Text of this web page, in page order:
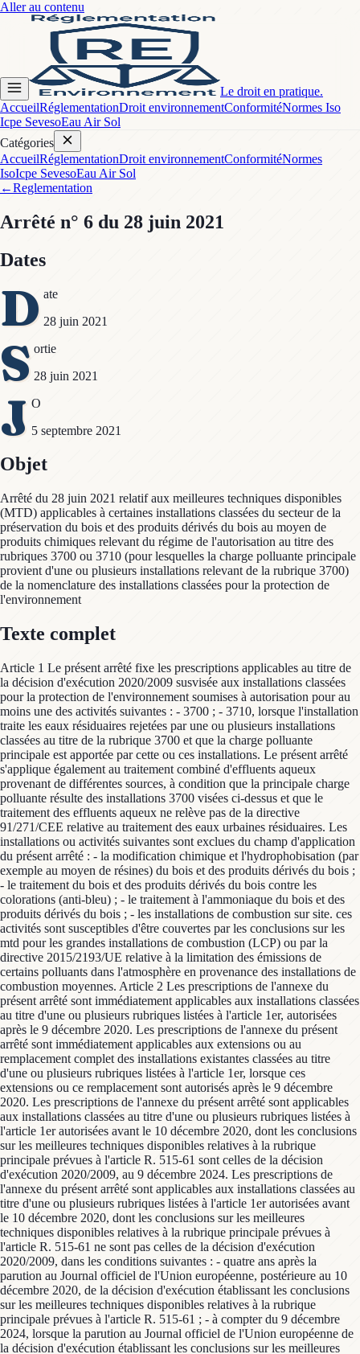
Aller au contenu
Le droit en pratique.
AccueilRéglementationDroit environnementConformitéNormes Iso
Icpe SevesoEau Air Sol
Catégories
AccueilRéglementationDroit environnementConformitéNormes
IsoIcpe SevesoEau Air Sol
←Reglementation
Arrêté n° 6 du 28 juin 2021
Dates
D ate
28 juin 2021
S ortie
28 juin 2021
J O
5 septembre 2021
Objet
Arrêté du 28 juin 2021 relatif aux meilleures techniques disponibles
(MTD) applicables à certaines installations classées du secteur de la
préservation du bois et des produits dérivés du bois au moyen de
produits chimiques relevant du régime de l'autorisation au titre des
rubriques 3700 ou 3710 (pour lesquelles la charge polluante principale
provient d'une ou plusieurs installations relevant de la rubrique 3700)
de la nomenclature des installations classées pour la protection de
l'environnement
Texte complet
Article 1 Le présent arrêté fixe les prescriptions applicables au titre de
la décision d'exécution 2020/2009 susvisée aux installations classées
pour la protection de l'environnement soumises à autorisation pour au
moins une des activités suivantes : - 3700 ; - 3710, lorsque l'installation
traite les eaux résiduaires rejetées par une ou plusieurs installations
classées au titre de la rubrique 3700 et que la charge polluante
principale est apportée par cette ou ces installations. Le présent arrêté
s'applique également au traitement combiné d'effluents aqueux
provenant de différentes sources, à condition que la principale charge
polluante résulte des installations 3700 visées ci-dessus et que le
traitement des effluents aqueux ne relève pas de la directive
91/271/CEE relative au traitement des eaux urbaines résiduaires. Les
installations ou activités suivantes sont exclues du champ d'application
du présent arrêté : - la modification chimique et l'hydrophobisation (par
exemple au moyen de résines) du bois et des produits dérivés du bois ;
- le traitement du bois et des produits dérivés du bois contre les
colorations (anti-bleu) ; - le traitement à l'ammoniaque du bois et des
produits dérivés du bois ; - les installations de combustion sur site. ces
activités sont susceptibles d'être couvertes par les conclusions sur les
mtd pour les grandes installations de combustion (LCP) ou par la
directive 2015/2193/UE relative à la limitation des émissions de
certains polluants dans l'atmosphère en provenance des installations de
combustion moyennes. Article 2 Les prescriptions de l'annexe du
présent arrêté sont immédiatement applicables aux installations classées
au titre d'une ou plusieurs rubriques listées à l'article 1er, autorisées
après le 9 décembre 2020. Les prescriptions de l'annexe du présent
arrêté sont immédiatement applicables aux extensions ou au
remplacement complet des installations existantes classées au titre
d'une ou plusieurs rubriques listées à l'article 1er, lorsque ces
extensions ou ce remplacement sont autorisés après le 9 décembre
2020. Les prescriptions de l'annexe du présent arrêté sont applicables
aux installations classées au titre d'une ou plusieurs rubriques listées à
l'article 1er autorisées avant le 10 décembre 2020, dont les conclusions
sur les meilleures techniques disponibles relatives à la rubrique
principale prévues à l'article R. 515-61 sont celles de la décision
d'exécution 2020/2009, au 9 décembre 2024. Les prescriptions de
l'annexe du présent arrêté sont applicables aux installations classées au
titre d'une ou plusieurs rubriques listées à l'article 1er autorisées avant
le 10 décembre 2020, dont les conclusions sur les meilleures
techniques disponibles relatives à la rubrique principale prévues à
l'article R. 515-61 ne sont pas celles de la décision d'exécution
2020/2009, dans les conditions suivantes : - quatre ans après la
parution au Journal officiel de l'Union européenne, postérieure au 10
décembre 2020, de la décision d'exécution établissant les conclusions
sur les meilleures techniques disponibles relatives à la rubrique
principale prévues à l'article R. 515-61 ; - à compter du 9 décembre
2024, lorsque la parution au Journal officiel de l'Union européenne de
la décision d'exécution établissant les conclusions sur les meilleures